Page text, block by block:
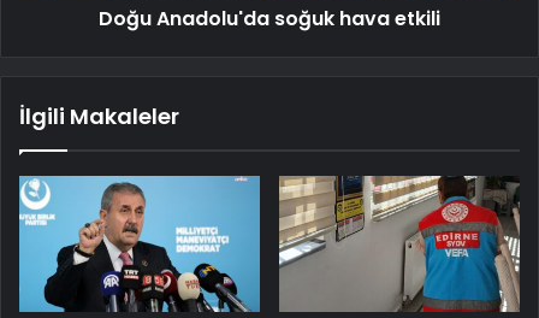
Doğu Anadolu'da soğuk hava etkili
İlgili Makaleler